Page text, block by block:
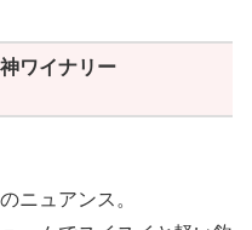
造酒。
ワイン造りにも通じて
われており一年中フル
。
ッチョなどとの相性が良
リーの香りと味わいを
ぞ♪
神ワイナリー
ニュアンス。